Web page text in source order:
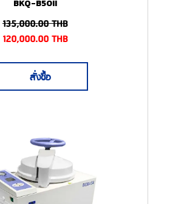
BKQ-B50II
135,000.00THB
120,000.00THB
สั่งซื้อ